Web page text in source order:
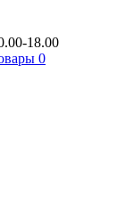
18.00
0